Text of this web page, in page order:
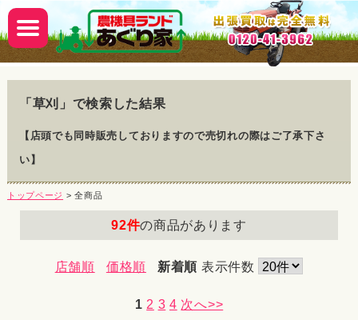
「 草刈 」で検索した結果
【店頭でも同時販売しておりますので売切れの際はご了承下さ
い】
トップページ > 全商品
92件の商品があります
店舗順 価格順 新着順 表示件数
1 2 3 4 次へ>>